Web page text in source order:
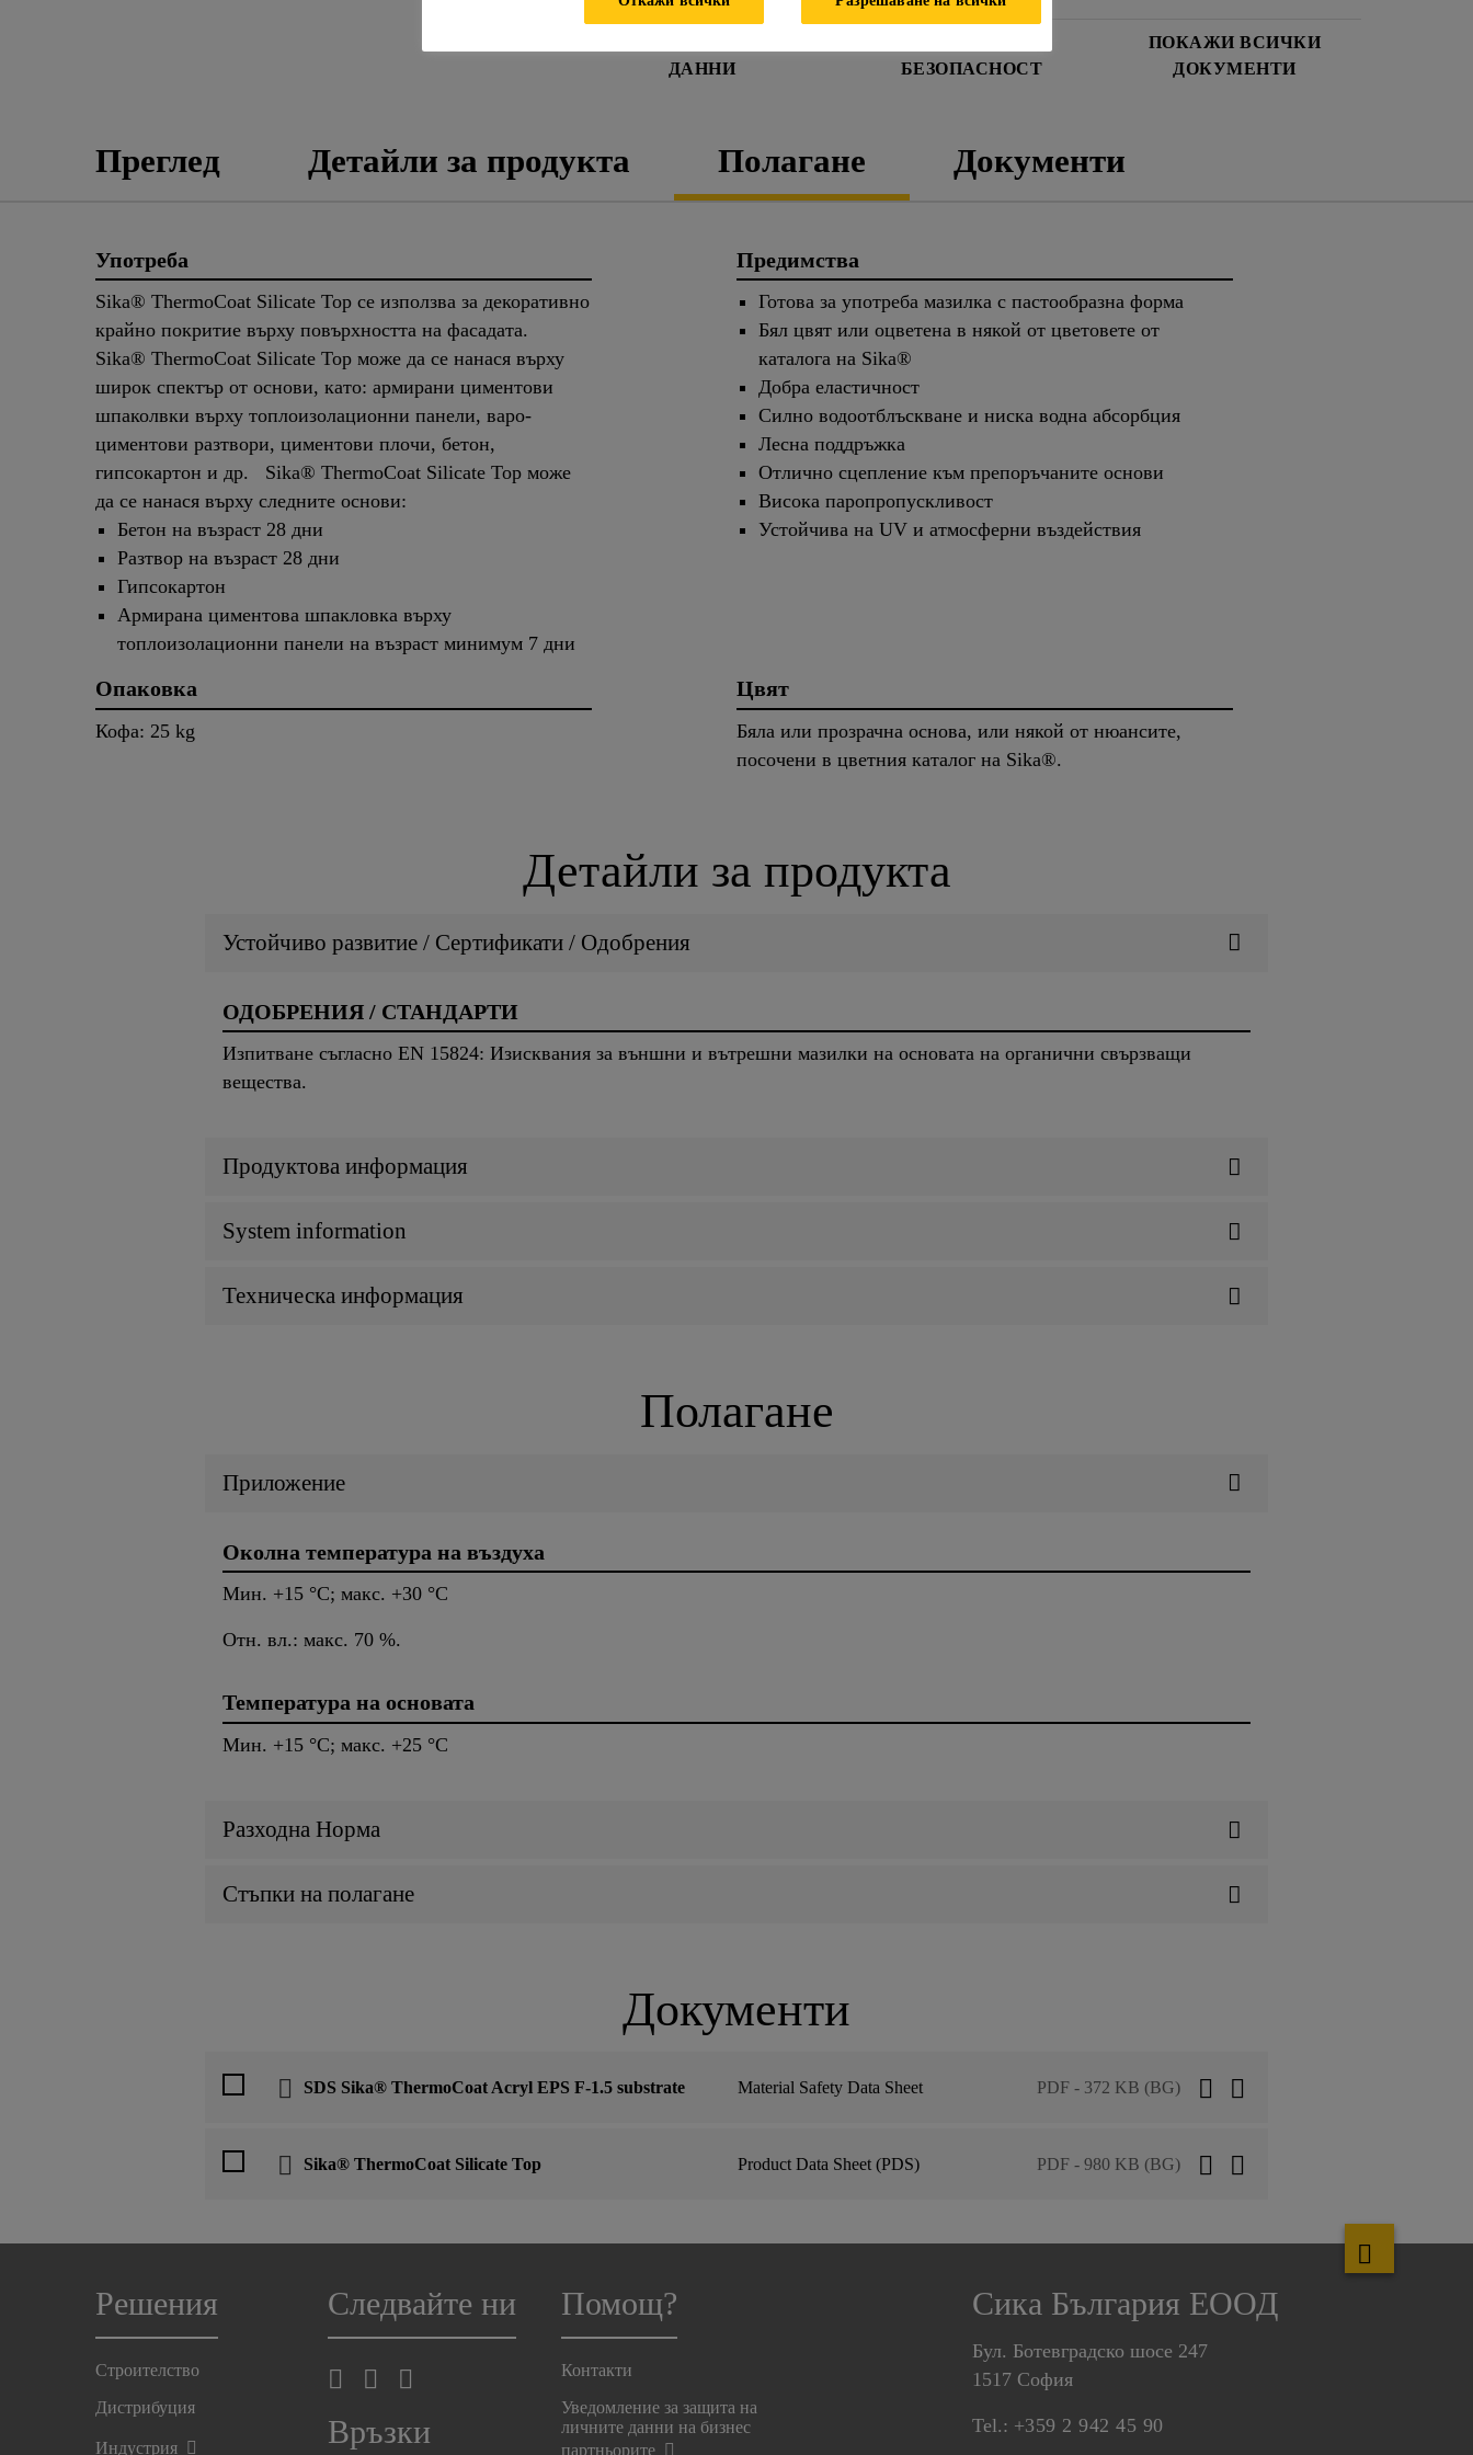
ДАННИ
БЕЗОПАСНОСТ
ПОКАЖИ ВСИЧКИ
ДОКУМЕНТИ
Преглед Детайли за продукта Полагане Документи
Употреба
Sika® ThermoCoat Silicate Top се използва за декоративно
крайно покритие върху повърхността на фасадата.
Sika® ThermoCoat Silicate Top може да се нанася върху
широк спектър от основи, като: армирани циментови
шпаколвки върху топлоизолационни панели, варо-
циментови разтвори, циментови плочи, бетон,
гипсокартон и др. Sika® ThermoCoat Silicate Top може
да се нанася върху следните основи:
Бетон на възраст 28 дни
Разтвор на възраст 28 дни
Гипсокартон
Армирана циментова шпакловка върху
топлоизолационни панели на възраст минимум 7 дни
Предимства
Готова за употреба мазилка с пастообразна форма
Бял цвят или оцветена в някой от цветовете от
каталога на Sika®
Добра еластичност
Силно водоотблъскване и ниска водна абсорбция
Лесна поддръжка
Отлично сцепление към препоръчаните основи
Висока паропропускливост
Устойчива на UV и атмосферни въздействия
Опаковка
Кофа: 25 kg
Цвят
Бяла или прозрачна основа, или някой от нюансите,
посочени в цветния каталог на Sika®.
Детайли за продукта
Устойчиво развитие / Сертификати / Одобрения
ОДОБРЕНИЯ / СТАНДАРТИ
Изпитване съгласно EN 15824: Изисквания за външни и вътрешни мазилки на основата на органични свързващи
вещества.
Продуктова информация
System information
Техническа информация
Полагане
Приложение
Околна температура на въздуха
Мин. +15 °C; макс. +30 °C
Отн. вл.: макс. 70 %.
Температура на основата
Мин. +15 °C; макс. +25 °C
Разходна Норма
Стъпки на полагане
Документи
SDS Sika® ThermoCoat Acryl EPS F-1.5 substrate Material Safety Data Sheet PDF - 372 KB (BG)
Sika® ThermoCoat Silicate Top Product Data Sheet (PDS) PDF - 980 KB (BG)
Решения
Строителство
Дистрибуция
Индустрия
Следвайте ни
Връзки
Помощ?
Контакти
Уведомление за защита на
личните данни на бизнес
партньорите
Сика България ЕООД
Бул. Ботевградско шосе 247
1517 София
Tel.: +359 2 942 45 90